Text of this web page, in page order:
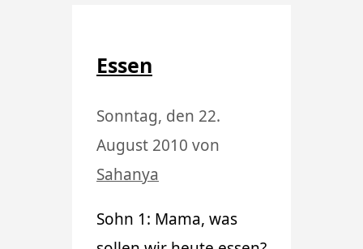
Essen
Sonntag, den 22.
August 2010 von
Sahanya
Sohn 1: Mama, was